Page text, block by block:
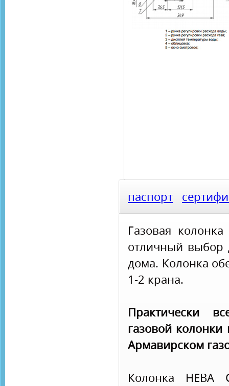
паспорт
Газовая
отличный выбор
дома. Колонка
1-2 крана.
Практически
газовой
Армавирском
Колонка НЕВА